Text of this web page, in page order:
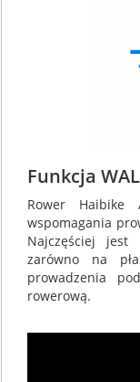
Funkcja
Rower Haibike
wspomagania
Najczęściej jest
zarówno na
prowadzenia
rowerową.